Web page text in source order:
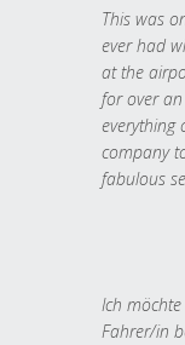
This was
ever had
at the
for over
everything
company
fabulous
Ich
Fahrer/in